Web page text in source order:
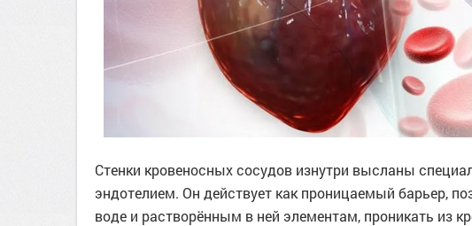
Стенки кровеносных сосудов изнутри высланы
эндотелием. Он действует как проницаемый барьер,
воде и растворённым в ней элементам, проникать из